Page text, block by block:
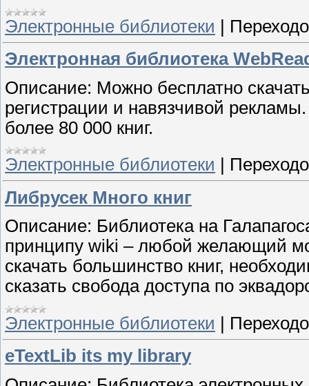
Электронные библиотеки |
Электронная библиотека
Описание: Можно бесплатно
регистрации и навязчивой
более 80 000 книг.
Электронные библиотеки
Либрусек Много книг
Описание: Библиотека на
принципу wiki – любой желающий
скачать большинство книг,
сказать свобода доступа по
Электронные библиотеки
eTextLib its my library